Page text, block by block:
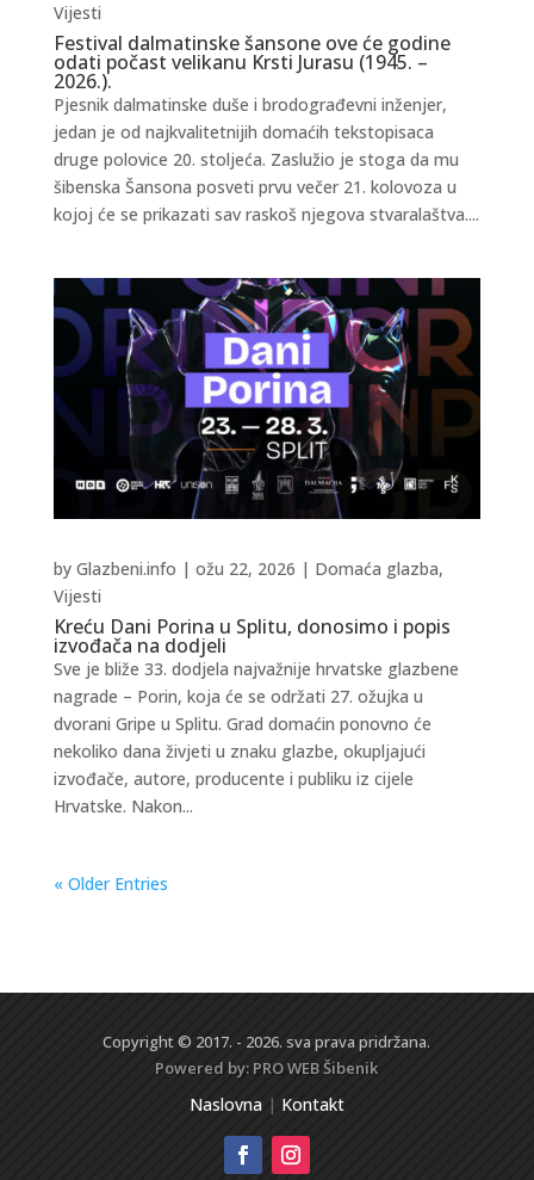
Festival dalmatinske šansone ove će godine
odati počast velikanu Krsti Jurasu (1945. –
2026.).
Vijesti
Pjesnik dalmatinske duše i brodograđevni inženjer,
jedan je od najkvalitetnijih domaćih tekstopisaca
druge polovice 20. stoljeća. Zaslužio je stoga da mu
šibenska Šansona posveti prvu večer 21. kolovoza u
kojoj će se prikazati sav raskoš njegova stvaralaštva....
Kreću Dani Porina u Splitu, donosimo i popis
izvođača na dodjeli
by Glazbeni.info | ožu 22, 2026 | Domaća glazba,
Vijesti
Sve je bliže 33. dodjela najvažnije hrvatske glazbene
nagrade – Porin, koja će se održati 27. ožujka u
dvorani Gripe u Splitu. Grad domaćin ponovno će
nekoliko dana živjeti u znaku glazbe, okupljajući
izvođače, autore, producente i publiku iz cijele
Hrvatske. Nakon...
« Older Entries
Copyright © 2017. - 2026. sva prava pridržana.
Powered by: PRO WEBŠibenik
Naslovna| Kontakt